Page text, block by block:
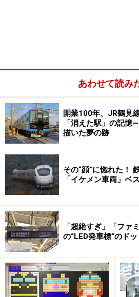
アテンダントさんが指定券をチェ
1号車の窓を向いたペアシート
あわせて読み
開業100年、JR鶴見
「消えた駅」の記
描いた夢の跡
その“顔”に惚れた！
「イケメン車両」ベ
「超絶すぎ」「ファ
の“LED発車標”のド